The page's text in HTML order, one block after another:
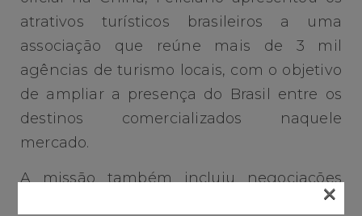
atrativos turísticos brasileiros a uma
associação que reúne mais de 3 mil
agências de turismo locais, com o objetivo
de ampliar a presença do Brasil entre os
destinos comercializados naquele
mercado.
A missão também incluiu negociações
para a criação de novas rotas aéreas entre
×